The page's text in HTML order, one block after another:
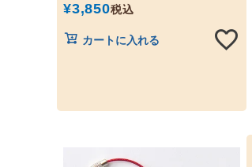
¥3,850税込
カートに入れる